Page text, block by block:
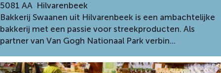
P
w
n
d
e
a
k
k
e
i
5081 AA Hilvarenbeek
Bakkerij Swaanen uit Hilvarenbeek is een ambachtelijke
bakkerij met een passie voor streekproducten. Als
partner van Van Gogh Nationaal Park verbin...